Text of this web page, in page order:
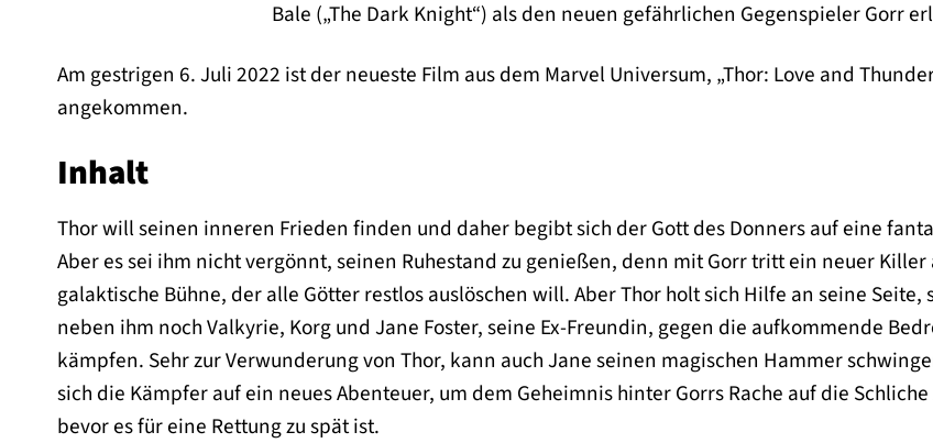
Bale („The Dark Knight“) als den neuen gefährlichen Gegenspieler Gorr
Am gestrigen 6. Juli 2022 ist der neueste Film aus dem Marvel Universum, „Thor: Love and
angekommen.
Inhalt
Thor will seinen inneren Frieden finden und daher begibt sich der Gott des Donners auf eine
Aber es sei ihm nicht vergönnt, seinen Ruhestand zu genießen, denn mit Gorr tritt ein neuer Killer
galaktische Bühne, der alle Götter restlos auslöschen will. Aber Thor holt sich Hilfe an seine Seite,
neben ihm noch Valkyrie, Korg und Jane Foster, seine Ex-Freundin, gegen die aufkommende
kämpfen. Sehr zur Verwunderung von Thor, kann auch Jane seinen magischen Hammer
sich die Kämpfer auf ein neues Abenteuer, um dem Geheimnis hinter Gorrs Rache auf die
bevor es für eine Rettung zu spät ist.